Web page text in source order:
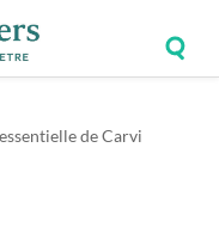
de Carvi